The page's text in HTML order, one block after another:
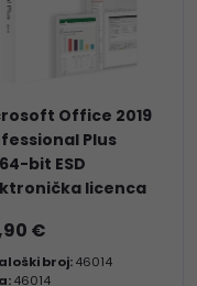
Office 2019
Plus
bit ESD
licenca
€
broj:46014
46014